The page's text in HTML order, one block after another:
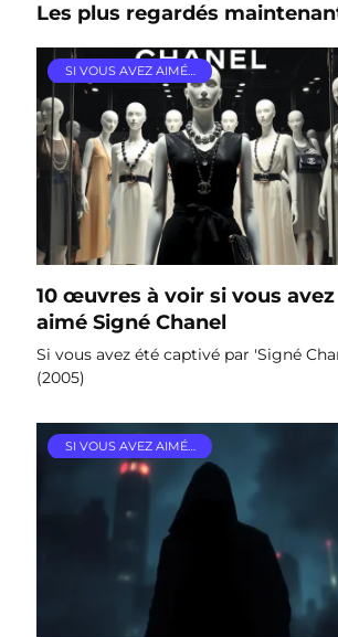
Les plus regardés
SI VOUS AVEZ AIMÉ…
10 œuvres à voir si vous avez
aimé Signé Chanel
Si vous avez été captivé par 'Signé
(2005)
SI VOUS AVEZ AIMÉ…